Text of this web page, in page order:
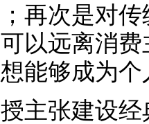
再次是对
以远离消
能够成为
张建设经